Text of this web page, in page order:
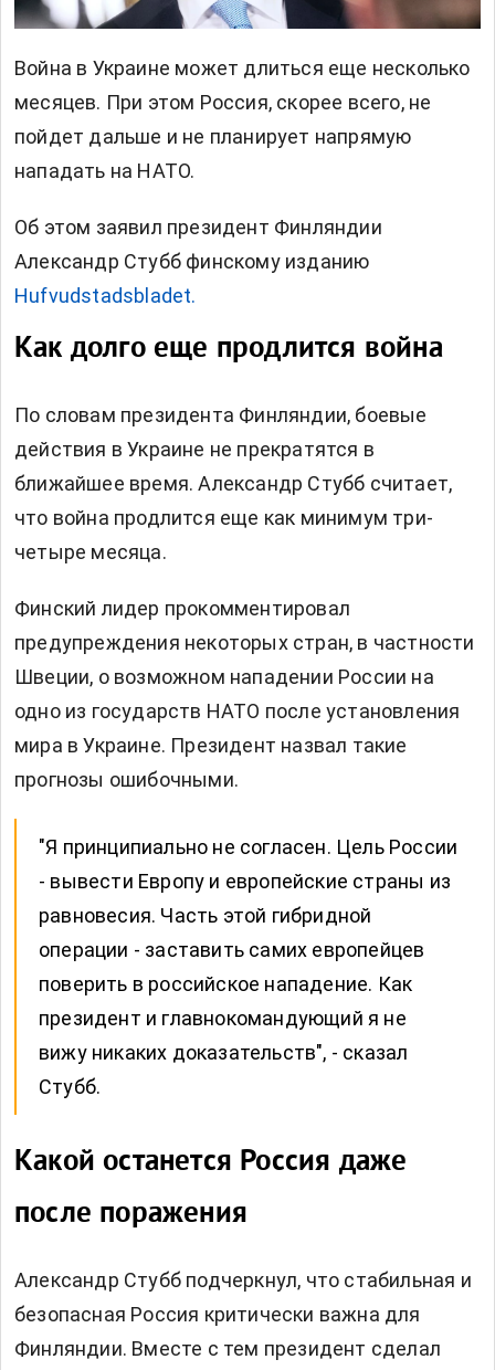
Война в Украине может длиться еще несколько
месяцев. При этом Россия, скорее всего, не
пойдет дальше и не планирует напрямую
нападать на НАТО.
Об этом заявил президент Финляндии
Александр Стубб финскому изданию
Hufvudstadsbladet.
Как долго еще продлится война
По словам президента Финляндии, боевые
действия в Украине не прекратятся в
ближайшее время. Александр Стубб считает,
что война продлится еще как минимум три-
четыре месяца.
Финский лидер прокомментировал
предупреждения некоторых стран, в частности
Швеции, о возможном нападении России на
одно из государств НАТО после установления
мира в Украине. Президент назвал такие
прогнозы ошибочными.
"Я принципиально не согласен. Цель России
- вывести Европу и европейские страны из
равновесия. Часть этой гибридной
операции - заставить самих европейцев
поверить в российское нападение. Как
президент и главнокомандующий я не
вижу никаких доказательств", - сказал
Стубб.
Какой останется Россия даже
после поражения
Александр Стубб подчеркнул, что стабильная и
безопасная Россия критически важна для
Финляндии. Вместе с тем президент сделал